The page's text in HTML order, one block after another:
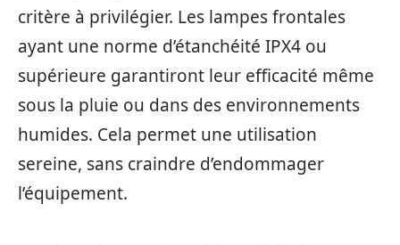
critère à privilégier. Les lampes frontales
ayant une norme d’étanchéité IPX4 ou
supérieure garantiront leur efficacité même
sous la pluie ou dans des environnements
humides. Cela permet une utilisation
sereine, sans craindre d’endommager
l’équipement.